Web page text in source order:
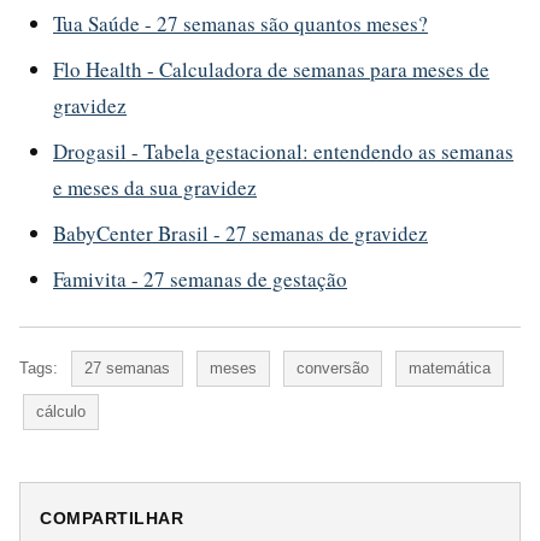
Tua Saúde - 27 semanas são quantos meses?
Flo Health - Calculadora de semanas para meses de
gravidez
Drogasil - Tabela gestacional: entendendo as semanas
e meses da sua gravidez
BabyCenter Brasil - 27 semanas de gravidez
Famivita - 27 semanas de gestação
Tags: 27 semanas meses conversão matemática
cálculo
COMPARTILHAR